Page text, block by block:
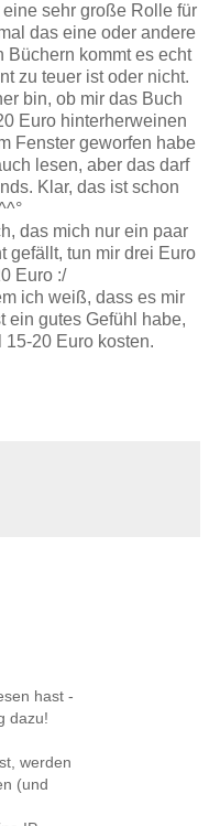
sehr große Rolle für
das eine oder andere
Büchern kommt es echt
zu teuer ist oder nicht.
bin, ob mir das Buch
Euro hinterherweinen
Fenster geworfen habe
lesen, aber das darf
Klar, das ist schon
das mich nur ein paar
gefällt, tun mir drei Euro
Euro :/
ich weiß, dass es mir
ein gutes Gefühl habe,
20 Euro kosten.
hast -
dazu!
werden
(und